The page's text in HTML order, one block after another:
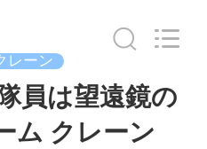
レーン
員は望遠鏡の
ム クレーン